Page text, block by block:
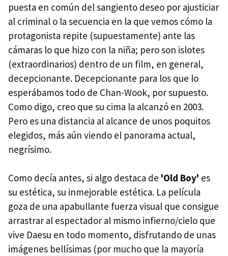
puesta en común del sangiento deseo por ajusticiar
al criminal o la secuencia en la que vemos cómo la
protagonista repite (supuestamente) ante las
cámaras lo que hizo con la niña; pero son islotes
(extraordinarios) dentro de un film, en general,
decepcionante. Decepcionante para los que lo
esperábamos todo de Chan-Wook, por supuesto.
Como digo, creo que su cima la alcanzó en 2003.
Pero es una distancia al alcance de unos poquitos
elegidos, más aún viendo el panorama actual,
negrísimo.
Como decía antes, si algo destaca de 'Old Boy' es
su estética, su inmejorable estética. La película
goza de una apabullante fuerza visual que consigue
arrastrar al espectador al mismo infierno/cielo que
vive Daesu en todo momento, disfrutando de unas
imágenes bellísimas (por mucho que la mayoría